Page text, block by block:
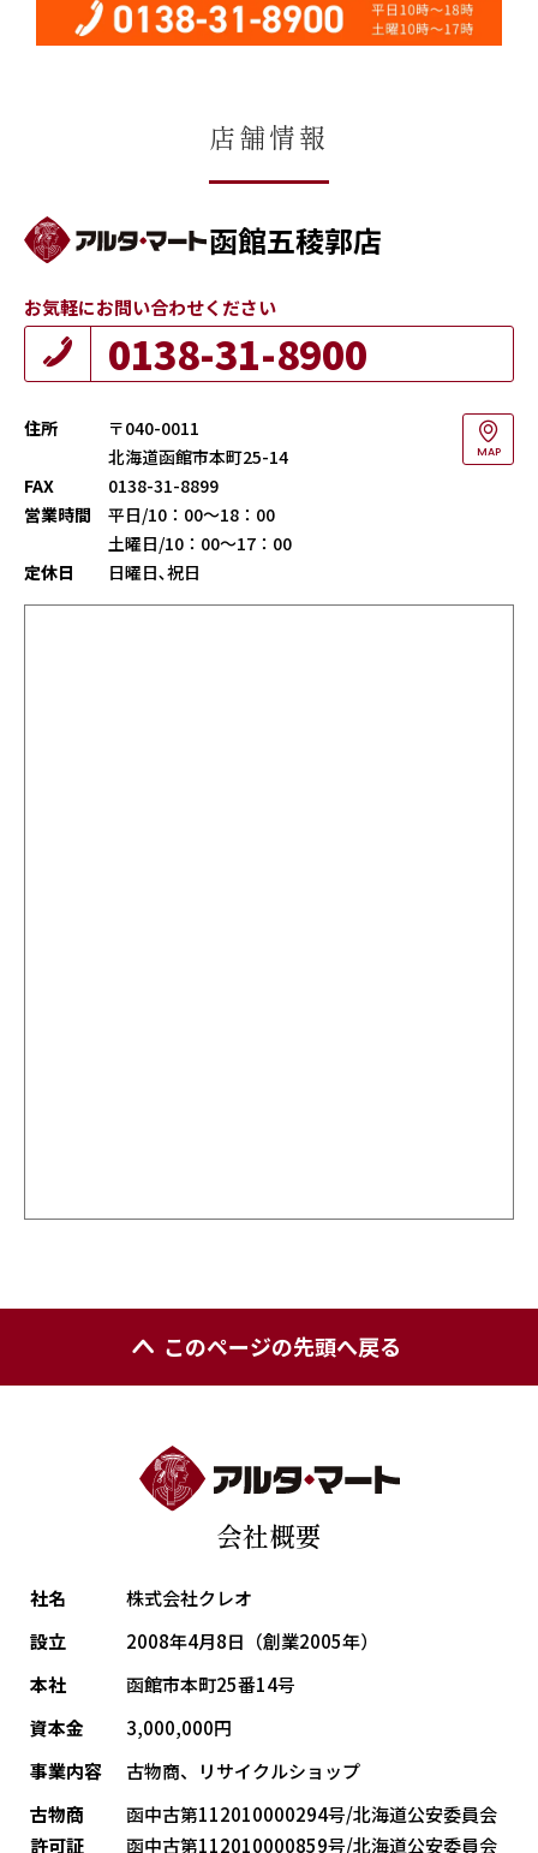
店舗情報
函館五稜郭店
お気軽にお問い合わせください
0138-31-8900
住所
〒040-0011
北海道函館市本町25-14
MAP
FAX
0138-31-8899
営業時間
平日/10：00～18：00
土曜日/10：00～17：00
定休日
日曜日､祝日
このページの先頭へ戻る
会社概要
社名
株式会社クレオ
設立
2008年4月8日（創業2005年）
本社
函館市本町25番14号
資本金
3,000,000円
事業内容
古物商、リサイクルショップ
古物商
許可証
函中古第112010000294号/北海道公安委員会
函中古第112010000859号/北海道公安委員会